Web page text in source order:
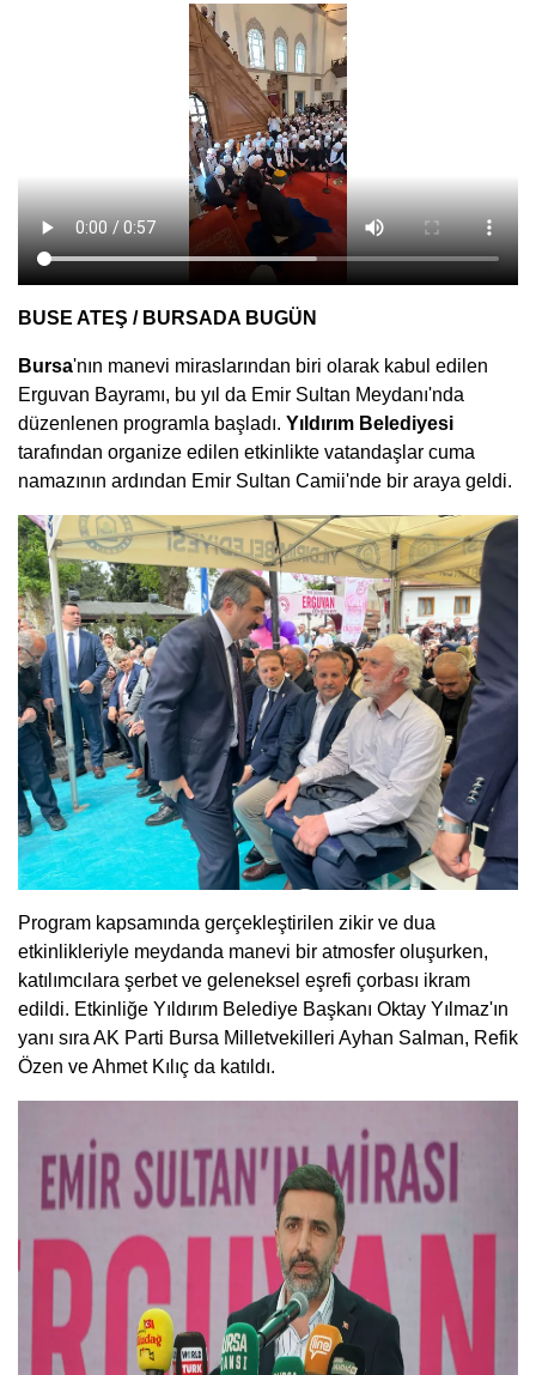
BUSE ATEŞ / BURSADA BUGÜN
Bursa'nın manevi miraslarından biri olarak kabul edilen
Erguvan Bayramı, bu yıl da Emir Sultan Meydanı'nda
düzenlenen programla başladı. Yıldırım Belediyesi
tarafından organize edilen etkinlikte vatandaşlar cuma
namazının ardından Emir Sultan Camii'nde bir araya geldi.
Program kapsamında gerçekleştirilen zikir ve dua
etkinlikleriyle meydanda manevi bir atmosfer oluşurken,
katılımcılara şerbet ve geleneksel eşrefi çorbası ikram
edildi. Etkinliğe Yıldırım Belediye Başkanı Oktay Yılmaz'ın
yanı sıra AK Parti Bursa Milletvekilleri Ayhan Salman, Refik
Özen ve Ahmet Kılıç da katıldı.